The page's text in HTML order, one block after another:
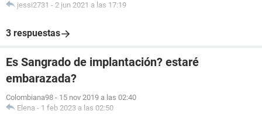
jessi2731 - 2 jun 2021 a las 17:19
3 respuestas
Es Sangrado de implantación? estaré
embarazada?
Colombiana98 - 15 nov 2019 a las 02:40
Elena - 1 feb 2023 a las 02:50